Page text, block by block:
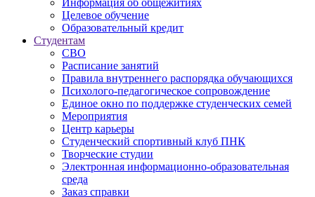
Целевое обучение
Образовательный кредит
Студентам
СВО
Расписание занятий
Правила внутреннего распорядка обучающихся
Психолого-педагогическое сопровождение
Единое окно по поддержке студенческих семей
Мероприятия
Центр карьеры
Студенческий спортивный клуб ПНК
Творческие студии
Электронная информационно-образовательная
среда
Заказ справки